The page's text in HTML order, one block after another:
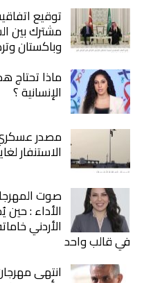
توقيع
مشترك بين
وباكستان
ماذا تحتاج
الإنسانية ؟
مصدر
الاستنفار
صوت
الأداء : حين
الأردني
في قالب واحد
انتهى